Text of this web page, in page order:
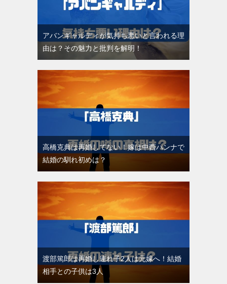
アバンギャルディが気持ち悪いと言われる理
由は？その魅力と批判を解明！
高橋克典は再婚してない！嫁は中西ハンナで
結婚の馴れ初めは？
渡部篤郎は再婚し連れ子2人は元嫁へ！結婚
相手との子供は3人